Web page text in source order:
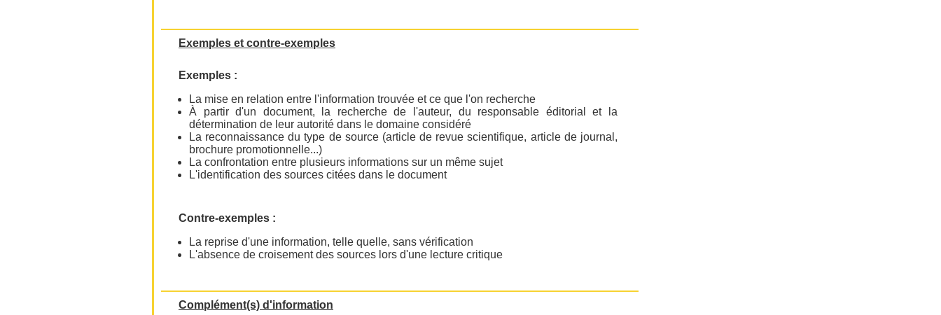
Exemples et contre-exemples
Exemples :
La mise en relation entre l'information trouvée et ce que l'on recherche
À partir d'un document, la recherche de l'auteur, du responsable éditorial et la
détermination de leur autorité dans le domaine considéré
La reconnaissance du type de source (article de revue scientifique, article de journal,
brochure promotionnelle...)
La confrontation entre plusieurs informations sur un même sujet
L'identification des sources citées dans le document
Contre-exemples :
La reprise d'une information, telle quelle, sans vérification
L'absence de croisement des sources lors d'une lecture critique
Complément(s) d'information